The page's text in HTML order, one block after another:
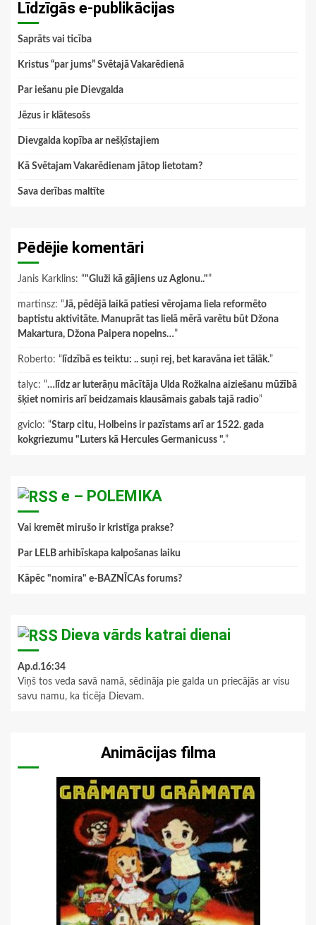
Līdzīgās e-publikācijas
Saprāts vai ticība
Kristus “par jums” Svētajā Vakarēdienā
Par iešanu pie Dievgalda
Jēzus ir klātesošs
Dievgalda kopība ar nešķīstajiem
Kā Svētajam Vakarēdienam jātop lietotam?
Sava derības maltīte
Pēdējie komentāri
Janis Karklins: “"Gluži kā gājiens uz Aglonu.."”
martinsz: “Jā, pēdējā laikā patiesi vērojama liela reformēto
baptistu aktivitāte. Manuprāt tas lielā mērā varētu būt Džona
Makartura, Džona Paipera nopelns…”
Roberto: “ līdzībā es teiktu: .. suņi rej, bet karavāna iet tālāk.”
talyc: “…līdz ar luterāņu mācītāja Ulda Rožkalna aiziešanu mūžībā
šķiet nomiris arī beidzamais klausāmais gabals tajā radio”
gviclo: “Starp citu, Holbeins ir pazīstams arī ar 1522. gada
kokgriezumu "Luters kā Hercules Germanicuss ".”
e – POLEMIKA
Vai kremēt mirušo ir kristīga prakse?
Par LELB arhibīskapa kalpošanas laiku
Kāpēc "nomira" e-BAZNĪCAs forums?
Dieva vārds katrai dienai
Ap.d.16:34
Viņš tos veda savā namā, sēdināja pie galda un priecājās ar visu
savu namu, ka ticēja Dievam.
Animācijas filma